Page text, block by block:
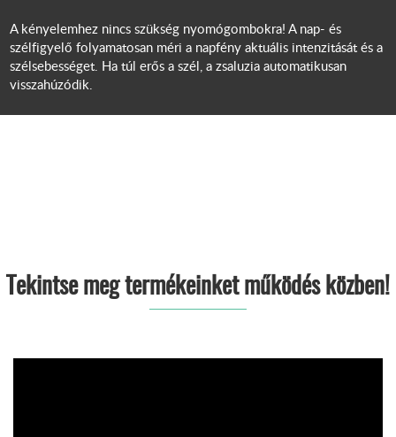
A kényelemhez nincs szükség nyomógombokra! A nap- és
szélfigyelő folyamatosan méri a napfény aktuális intenzitását és a
szélsebességet. Ha túl erős a szél, a zsaluzia automatikusan
visszahúzódik.
Tekintse meg termékeinket működés közben!